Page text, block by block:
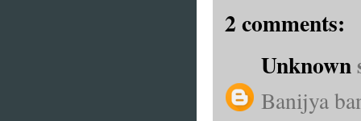
2 comments:
Unknown
Banijya